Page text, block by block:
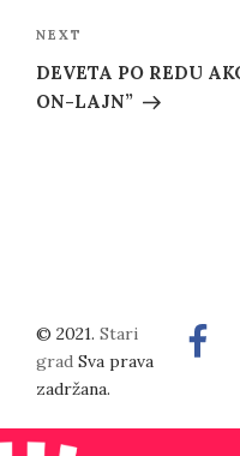
Next
Post
NEXT
DEVETA PO REDU
ON-LAJN”
© 2021. Stari
grad Sva prava
zadržana.